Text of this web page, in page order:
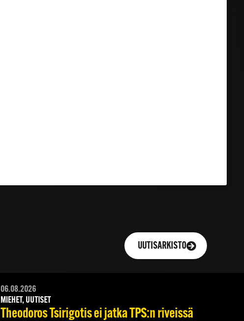
UUTISARKISTO
06.08.2026
MIEHET, UUTISET
Theodoros Tsirigotis ei jatka TPS:n riveissä